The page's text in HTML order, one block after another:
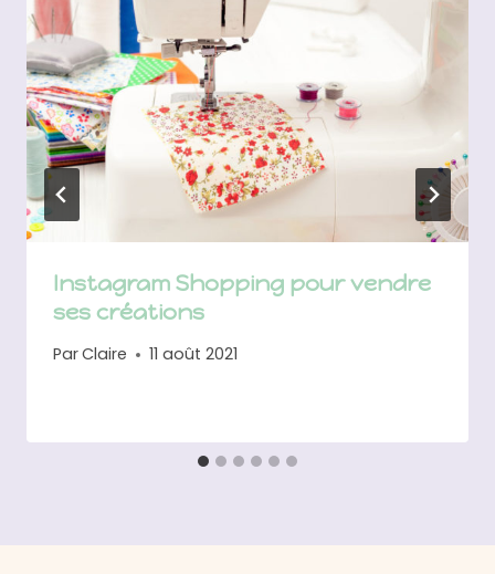
Instagram Shopping pour vendre
ses créations
ParClaire 11 août 2021